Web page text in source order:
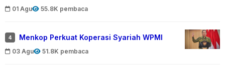
01 Agu 55.8K pembaca
4 Menkop Perkuat Koperasi Syariah WPMI
03 Agu 51.8K pembaca